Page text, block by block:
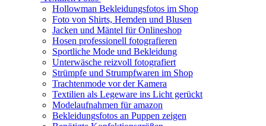
Hollowman Bekleidungsfotos im Shop
Foto von Shirts, Hemden und Blusen
Jacken und Mäntel für Onlineshop
Hosen professionell fotografieren
Sportliche Mode und Bekleidung
Unterwäsche reizvoll fotografiert
Strümpfe und Strumpfwaren im Shop
Trachtenmode vor der Kamera
Textilien als Legeware ins Licht gerückt
Modelaufnahmen für amazon
Bekleidungsfotos an Puppen zeigen